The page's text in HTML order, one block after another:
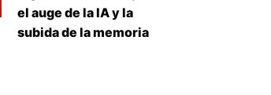
el auge de la IA y la
subida de la memoria